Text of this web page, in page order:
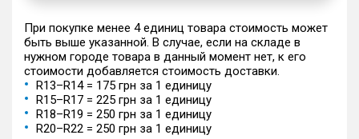
При покупке менее 4 единиц товара стоимость может
быть выше указанной. В случае, если на складе в
нужном городе товара в данный момент нет, к его
стоимости добавляется стоимость доставки.
R13–R14 = 175 грн за 1 единицу
R15–R17 = 225 грн за 1 единицу
R18–R19 = 250 грн за 1 единицу
R20–R22 = 250 грн за 1 единицу